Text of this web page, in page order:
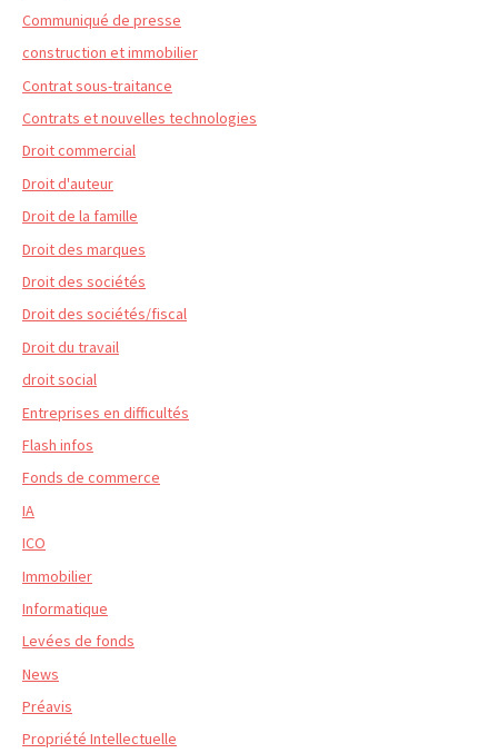
Communiqué de presse
construction et immobilier
Contrat sous-traitance
Contrats et nouvelles technologies
Droit commercial
Droit d'auteur
Droit de la famille
Droit des marques
Droit des sociétés
Droit des sociétés/fiscal
Droit du travail
droit social
Entreprises en difficultés
Flash infos
Fonds de commerce
IA
ICO
Immobilier
Informatique
Levées de fonds
News
Préavis
Propriété Intellectuelle